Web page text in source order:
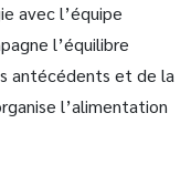
avec l’équipe
l’équilibre
antécédents et de la
l’alimentation